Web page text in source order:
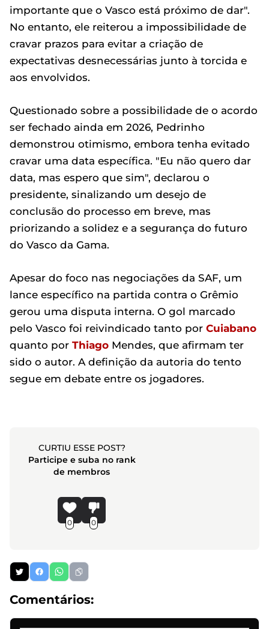
importante que o Vasco está próximo de dar".
No entanto, ele reiterou a impossibilidade de
cravar prazos para evitar a criação de
expectativas desnecessárias junto à torcida e
aos envolvidos.
Questionado sobre a possibilidade de o acordo
ser fechado ainda em 2026, Pedrinho
demonstrou otimismo, embora tenha evitado
cravar uma data específica. "Eu não quero dar
data, mas espero que sim", declarou o
presidente, sinalizando um desejo de
conclusão do processo em breve, mas
priorizando a solidez e a segurança do futuro
do Vasco da Gama.
Apesar do foco nas negociações da SAF, um
lance específico na partida contra o Grêmio
gerou uma disputa interna. O gol marcado
pelo Vasco foi reivindicado tanto por Cuiabano
quanto por Thiago Mendes, que afirmam ter
sido o autor. A definição da autoria do tento
segue em debate entre os jogadores.
CURTIU ESSE POST?
Participe e suba no rank
de membros
0 0
Comentários: